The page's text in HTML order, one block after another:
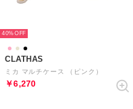
40%
CLATHAS
ミカ マルチケース （ピンク）
￥6,270